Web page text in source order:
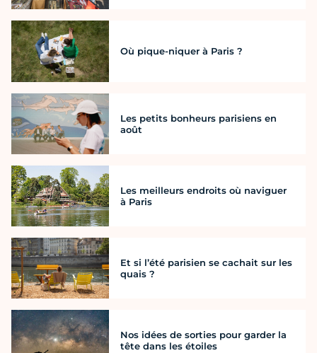
Où pique-niquer à Paris ?
Les petits bonheurs parisiens en
août
Les meilleurs endroits où naviguer
à Paris
Et si l’été parisien se cachait sur les
quais ?
Nos idées de sorties pour garder la
tête dans les étoiles